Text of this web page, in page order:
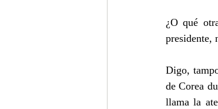
¿O qué
presidente,
Digo,
de Corea
llama la